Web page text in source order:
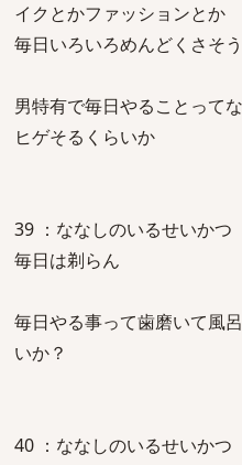
イクとかファッションとか
毎日いろいろめんどくさそ
男特有で毎日やることって
ヒゲそるくらいか
39 ：ななしのいるせいか
毎日は剃らん
毎日やる事って歯磨いて風
いか？
40 ：ななしのいるせいか